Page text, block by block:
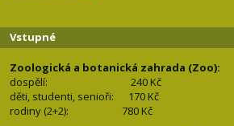
Vstupné
Zoologická a botanická zahrada (Zoo):
dospělí:
240 Kč
děti, studenti, senioři: 170 Kč
rodiny (2+2): 780 Kč